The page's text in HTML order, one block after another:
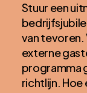
Stuur een
van
externe
programma
richtlijn. Hoe